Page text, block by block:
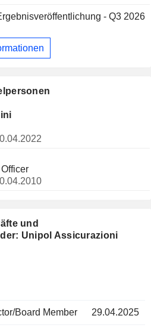
und
Unipol Assicurazioni
Board Member 29.04.2025
(Gruppo UNA) und
der Gruppe
Mobilität, Soziales und
- Q3 2026